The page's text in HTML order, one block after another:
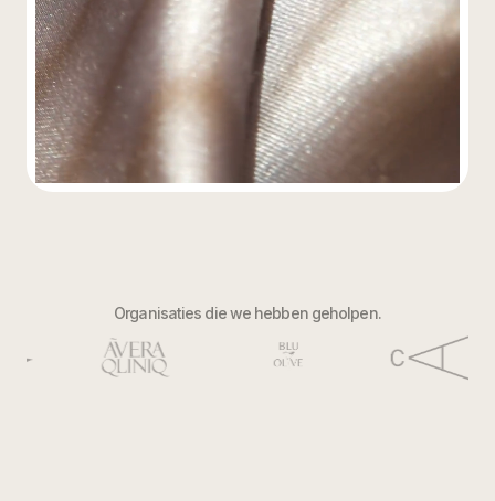
Organisaties die we hebben geholpen.